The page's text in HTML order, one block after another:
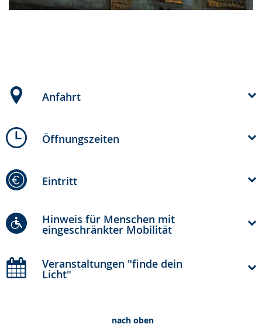
Anfahrt
Öffnungszeiten
Eintritt
Hinweis für Menschen mit
eingeschränkter Mobilität
Veranstaltungen "finde dein
Licht"
nach oben